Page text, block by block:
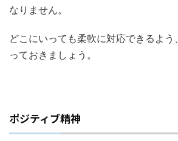
なりません。
どこにいっても柔軟に対応できるよ
っておきましょう。
ポジティブ精神